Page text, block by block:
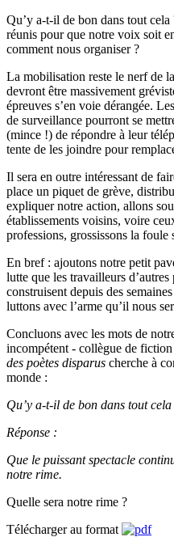
Qu’y a-t-il de bon dans tout cela
réunis pour que notre voix soit
comment nous organiser ?
La mobilisation reste le nerf de
devront être massivement
épreuves s’en voie dérangée.
de surveillance pourront se
(mince !) de répondre à leur
tente de les joindre pour
Il sera en outre intéressant de
place un piquet de grève,
expliquer notre action, allons
établissements voisins, voire
professions, grossissons la
En bref : ajoutons notre petit
lutte que les travailleurs
construisent depuis des
luttons avec l’arme qu’il nous
Concluons avec les mots de
incompétent - collègue de
des poètes disparus cherche à
monde :
Qu’y a-t-il de bon dans tout cela
Réponse :
Que le puissant spectacle
notre rime.
Quelle sera notre rime ?
Télécharger au format